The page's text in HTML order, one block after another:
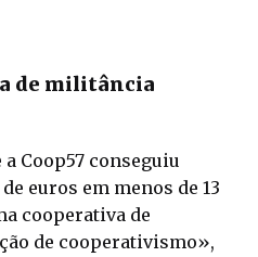
de militância
Coop57 conseguiu
euros em menos de 13
cooperativa de
de cooperativismo»,